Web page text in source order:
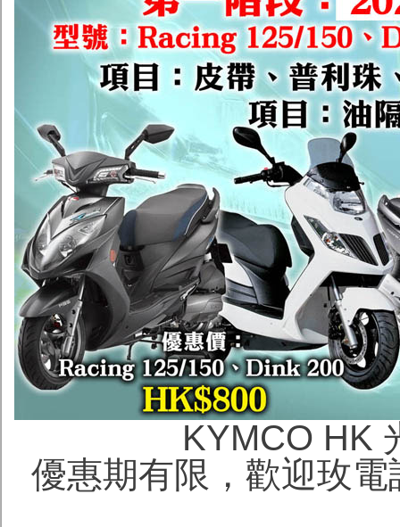
KYMCO HK
優惠期有限，歡迎玫